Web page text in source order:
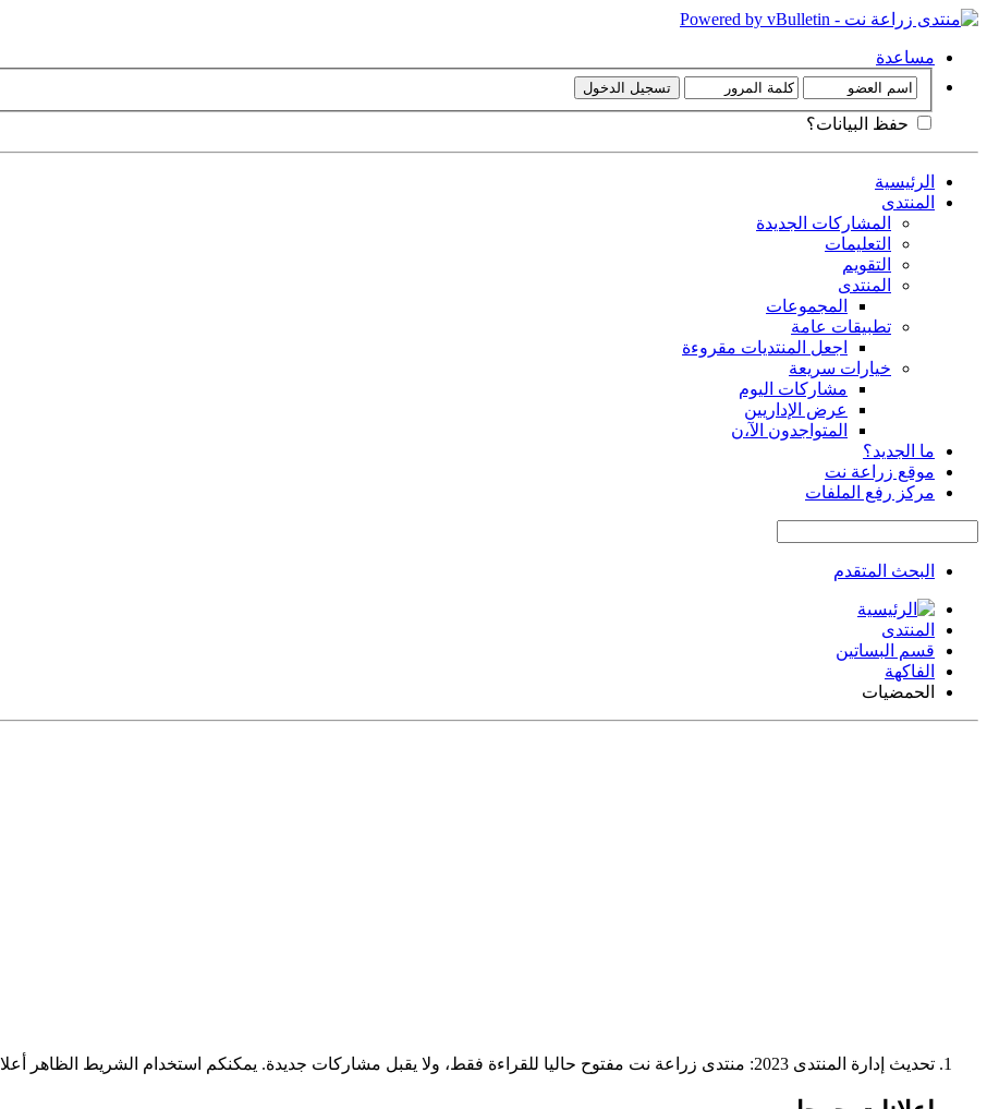
مساعدة
حفظ البيانات؟
الرئيسية
المنتدى
المشاركات الجديدة
التعليمات
التقويم
المنتدى
المجموعات
تطبيقات عامة
اجعل المنتديات مقروءة
خيارات سريعة
مشاركات اليوم
عرض الإداريين
المتواجدون الآ،ن
ما الجديد؟
موقع زراعة نت
مركز رفع الملفات
البحث المتقدم
المنتدى
قسم البساتين
الفاكهة
الحمضيات
تحديث إدارة المنتدى 2023: منتدى زراعة نت مفتوح حاليا للقراءة فقط، ولا يقبل مشاركات جديدة. يمكنكم استخدام الشريط الظاهر أعلاه للبحث في كافة مواضيع المدوّنة والمنتدى.